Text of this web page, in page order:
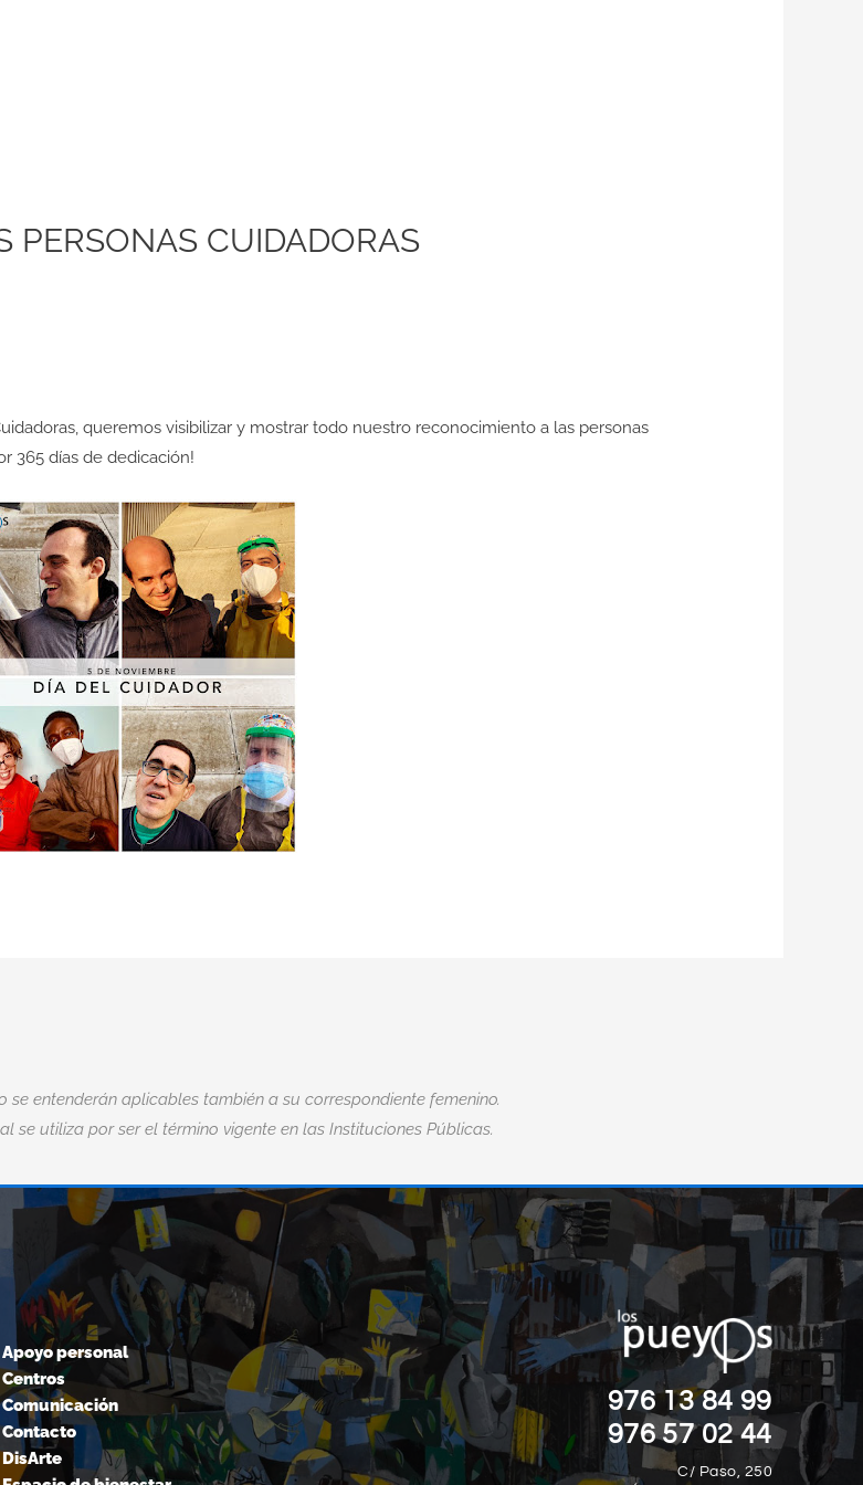
PERSONAS CUIDADORAS
queremos visibilizar y mostrar todo nuestro reconocimiento a las personas
365 días de dedicación!
se entenderán aplicables también a su correspondiente femenino.
se utiliza por ser el término vigente en las Instituciones Públicas.
“CUANDO ACEPTAMOS NUESTROS
VAMOS MÁS ALLÁ DE ELLOS.”
Albert Einstein
“EL MIEDO ES LA MAYOR
DE TODAS.“
Nick Vujicic
Apoyo personal
Centros
Comunicación
Contacto
DisArte
976 13 84 99
976 57 02 44
C/ Paso, 250